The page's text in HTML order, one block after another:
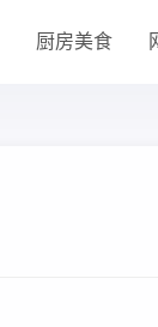
厨房美食